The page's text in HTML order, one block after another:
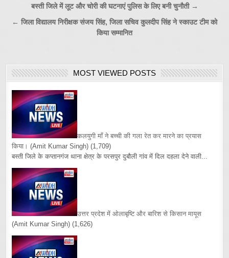
Post
navigation
बस्ती जिले में लूट और चोरी की घटनाएं पुलिस के लिए बनी चुनौती →
← जिला विद्यालय निरीक्षक संजय सिंह, जिला सचिव कुलदीप सिंह ने स्काउट टीम को
किया सम्मानित
MOST VIEWED POSTS
कलयुगी माँ ने बच्ची की गला रेत कर मारने का प्रयास
किया। (Amit Kumar Singh) (1,709)
बस्ती जिले के कप्तानगंज थाना क्षेत्र के परसपुर दुबौली गांव में दिल दहला देने वाली...
उत्तर प्रदेश में ओलाबृष्टि और बारिश से किसान मायूस
(Amit Kumar Singh) (1,626)